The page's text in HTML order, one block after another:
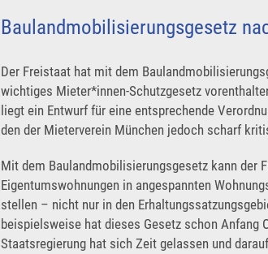
Vereine
Baulandmobilisierungsgesetz
Der Freistaat hat mit dem
wichtiges Mieter*innen-Schutzgesetz
liegt ein Entwurf für eine entsprechende
den der Mieterverein München jedoch scharf
Mit dem Baulandmobilisierungsgesetz kann der
Eigentumswohnungen in angespannten
stellen – nicht nur in den
beispielsweise hat dieses Gesetz schon Anfang
Staatsregierung hat sich Zeit gelassen und